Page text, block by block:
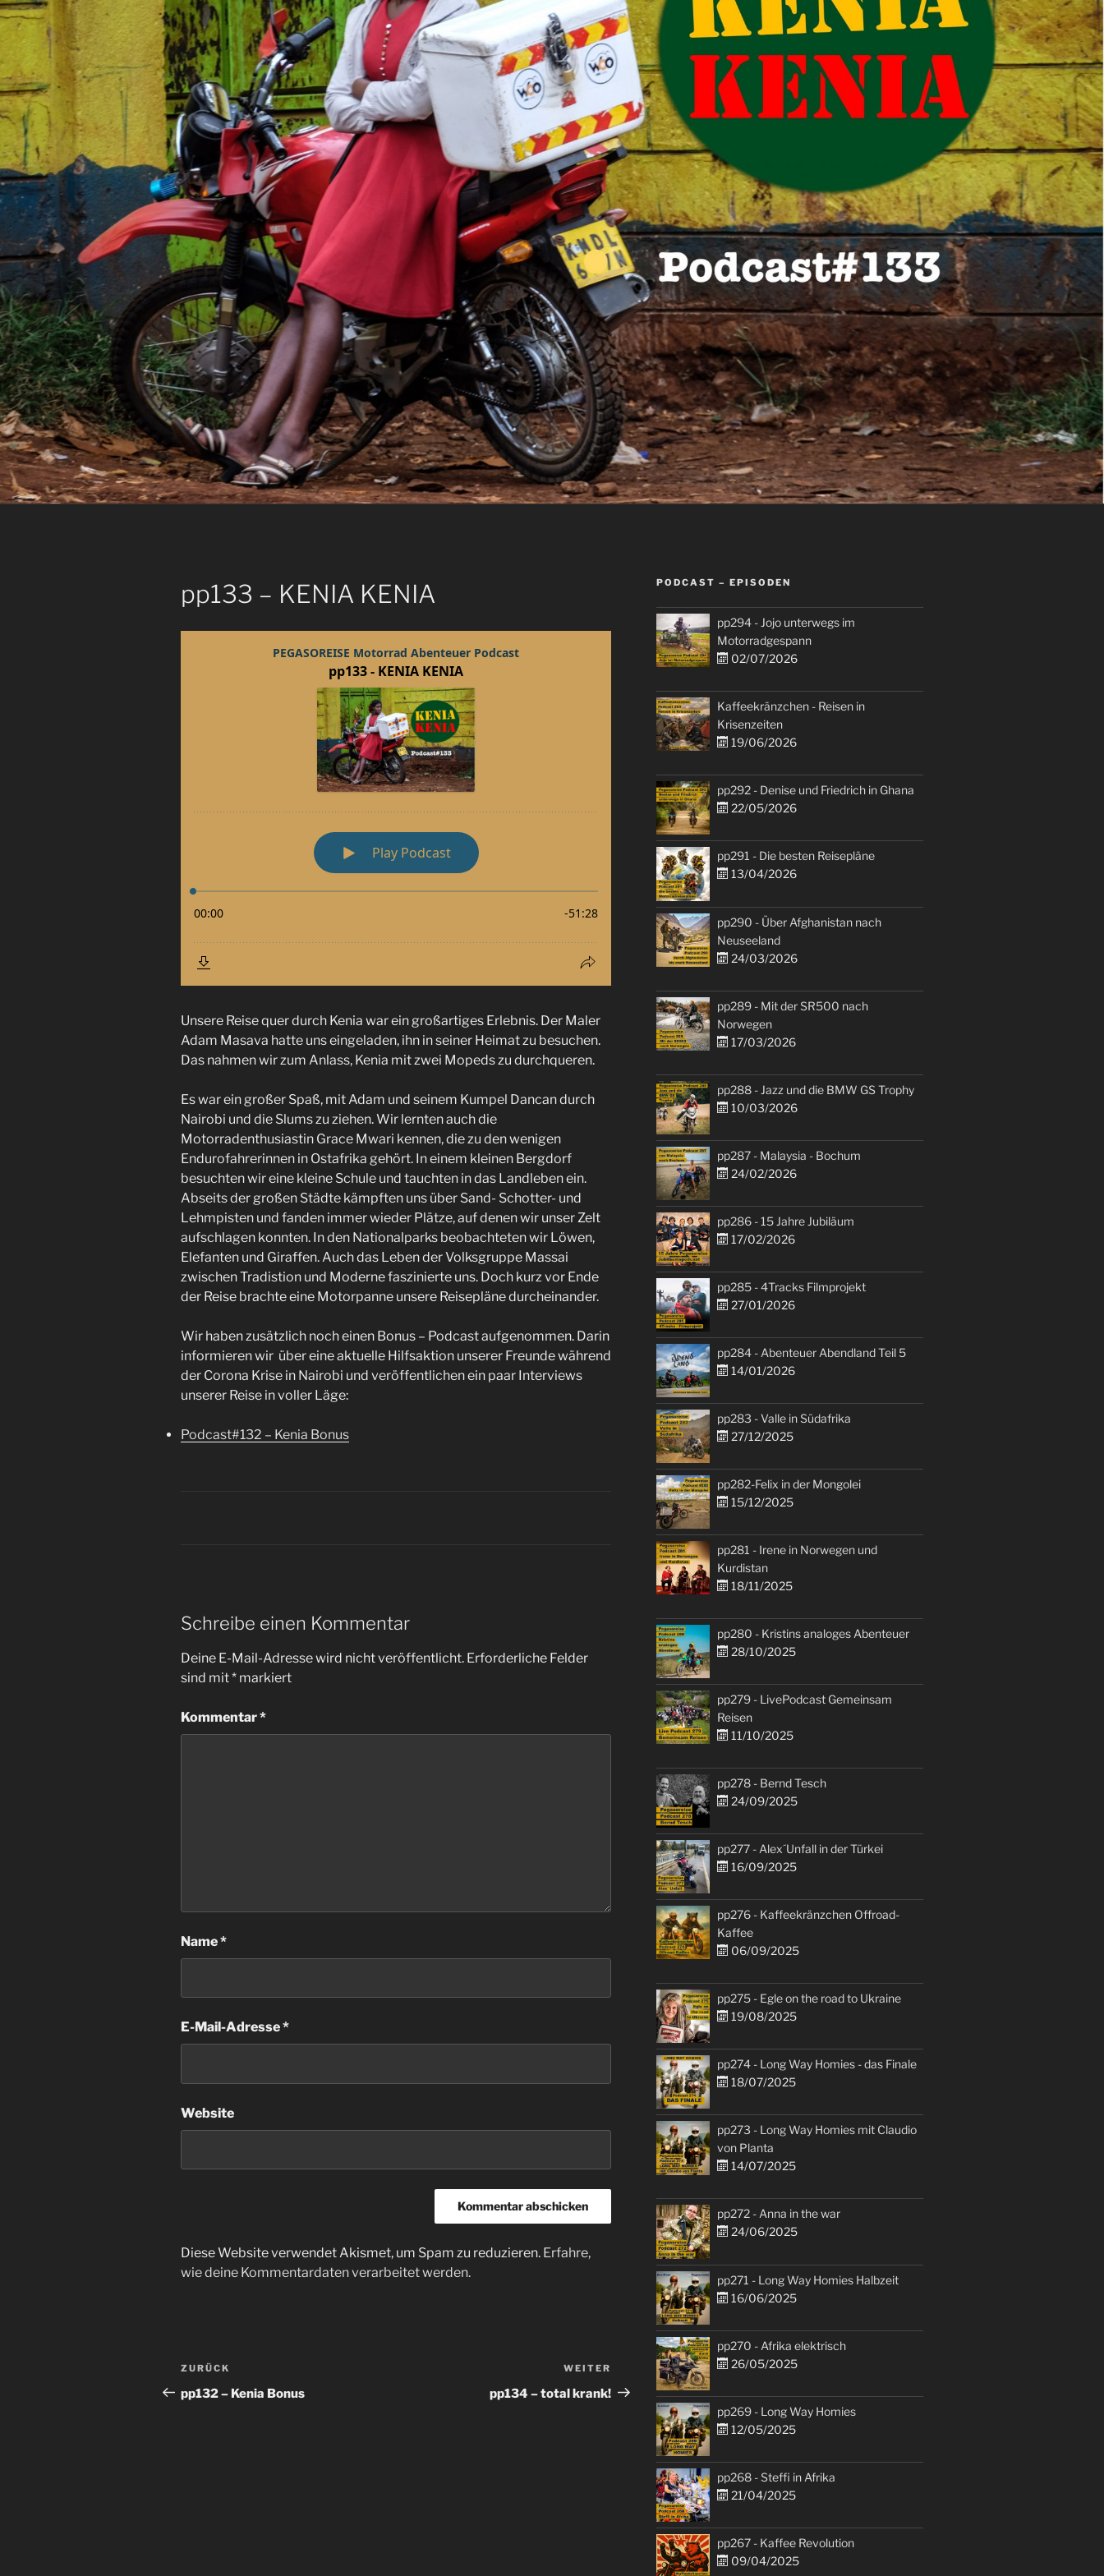
pp133 – KENIA KENIA
Unsere Reise quer durch Kenia war ein großartiges Erlebnis. Der Maler
Adam Masava hatte uns eingeladen, ihn in seiner Heimat zu besuchen.
Das nahmen wir zum Anlass, Kenia mit zwei Mopeds zu durchqueren.
Es war ein großer Spaß, mit Adam und seinem Kumpel Dancan durch
Nairobi und die Slums zu ziehen. Wir lernten auch die
Motorradenthusiastin Grace Mwari kennen, die zu den wenigen
Endurofahrerinnen in Ostafrika gehört. In einem kleinen Bergdorf
besuchten wir eine kleine Schule und tauchten in das Landleben ein.
Abseits der großen Städte kämpften uns über Sand- Schotter- und
Lehmpisten und fanden immer wieder Plätze, auf denen wir unser Zelt
aufschlagen konnten. In den Nationalparks beobachteten wir Löwen,
Elefanten und Giraffen. Auch das Leben der Volksgruppe Massai
zwischen Tradistion und Moderne faszinierte uns. Doch kurz vor Ende
der Reise brachte eine Motorpanne unsere Reisepläne durcheinander.
Wir haben zusätzlich noch einen Bonus – Podcast aufgenommen. Darin
informieren wir über eine aktuelle Hilfsaktion unserer Freunde während
der Corona Krise in Nairobi und veröffentlichen ein paar Interviews
unserer Reise in voller Läge:
Podcast#132 – Kenia Bonus
Schreibe einen Kommentar
Deine E-Mail-Adresse wird nicht veröffentlicht. Erforderliche Felder
sind mit* markiert
Kommentar*
Name*
E-Mail-Adresse*
Website
Diese Website verwendet Akismet, um Spam zu reduzieren. Erfahre,
wie deine Kommentardaten verarbeitet werden.
Beitragsnavigation
Vorheriger
Beitrag
ZURÜCK
pp132 – Kenia Bonus
Nächster
Beitrag
WEITER
pp134 – total krank!
PODCAST – EPISODEN
pp294 - Jojo unterwegs im
Motorradgespann
02/07/2026
Kaffeekränzchen - Reisen in
Krisenzeiten
19/06/2026
pp292 - Denise und Friedrich in Ghana
22/05/2026
pp291 - Die besten Reisepläne
13/04/2026
pp290 - Über Afghanistan nach
Neuseeland
24/03/2026
pp289 - Mit der SR500 nach
Norwegen
17/03/2026
pp288 - Jazz und die BMW GS Trophy
10/03/2026
pp287 - Malaysia - Bochum
24/02/2026
pp286 - 15 Jahre Jubiläum
17/02/2026
pp285 - 4Tracks Filmprojekt
27/01/2026
pp284 - Abenteuer Abendland Teil 5
14/01/2026
pp283 - Valle in Südafrika
27/12/2025
pp282-Felix in der Mongolei
15/12/2025
pp281 - Irene in Norwegen und
Kurdistan
18/11/2025
pp280 - Kristins analoges Abenteuer
28/10/2025
pp279 - LivePodcast Gemeinsam
Reisen
11/10/2025
pp278 - Bernd Tesch
24/09/2025
pp277 - Alex´Unfall in der Türkei
16/09/2025
pp276 - Kaffeekränzchen Offroad-
Kaffee
06/09/2025
pp275 - Egle on the road to Ukraine
19/08/2025
pp274 - Long Way Homies - das Finale
18/07/2025
pp273 - Long Way Homies mit Claudio
von Planta
14/07/2025
pp272 - Anna in the war
24/06/2025
pp271 - Long Way Homies Halbzeit
16/06/2025
pp270 - Afrika elektrisch
26/05/2025
pp269 - Long Way Homies
12/05/2025
pp268 - Steffi in Afrika
21/04/2025
pp267 - Kaffee Revolution
09/04/2025